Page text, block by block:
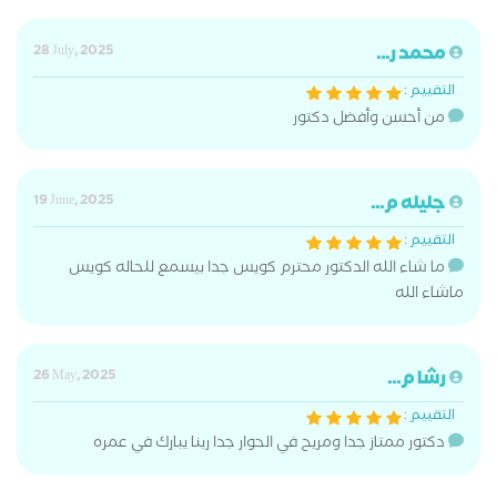
محمد ر...
28 July, 2025
التقييم :
من أحسن وأفضل دكتور
جليله م...
19 June, 2025
التقييم :
ما شاء الله الدكتور محترم كويس جدا بيسمع للحاله كويس
ماشاء الله
رشا م...
26 May, 2025
التقييم :
دكتور ممتاز جدا ومريح في الحوار جدا ربنا يبارك في عمره